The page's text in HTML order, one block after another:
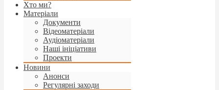
Хто ми?
Матеріали
Документи
Відеоматеріали
Аудіоматеріали
Наші ініціативи
Проекти
Новини
Анонси
Регулярні заходи